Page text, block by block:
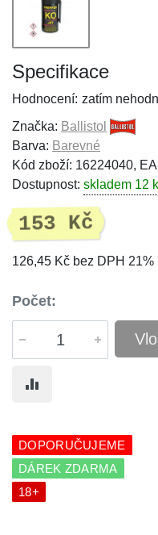
Specifikace
Hodnocení: zatím
Značka: Ballistol
Barva: Barevné
Kód zboží: 16224040,
Dostupnost: skladem 12
153 Kč
126,45 Kč bez DPH 21%
Počet:
DOPORUČUJEME
DÁREK ZDARMA
18+